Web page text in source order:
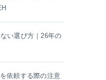
い選び方｜26年の
依頼する際の注意